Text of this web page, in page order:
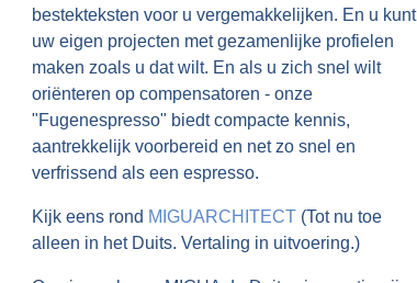
bestekteksten voor u vergemakkelijken. En u kunt
uw eigen projecten met gezamenlijke profielen
maken zoals u dat wilt. En als u zich snel wilt
oriënteren op compensatoren - onze
"Fugenespresso" biedt compacte kennis,
aantrekkelijk voorbereid en net zo snel en
verfrissend als een espresso.
Kijk eens rond MIGUARCHITECT (Tot nu toe
alleen in het Duits. Vertaling in uitvoering.)